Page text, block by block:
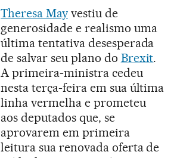
Theresa Mayvestiu de
generosidade e realismo uma
última tentativa desesperada
de salvar seu plano do Brexit.
A primeira-ministra cedeu
nesta terça-feira em sua última
linha vermelha e prometeu
aos deputados que, se
aprovarem em primeira
leitura sua renovada oferta de